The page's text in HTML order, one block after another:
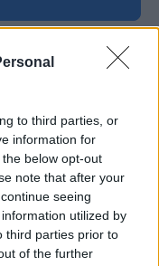
to third parties, or
information for
below opt-out
note that after your
seeing
utilized by
third parties prior to
of the further
SpaceX